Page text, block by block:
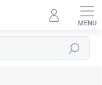
Hledat